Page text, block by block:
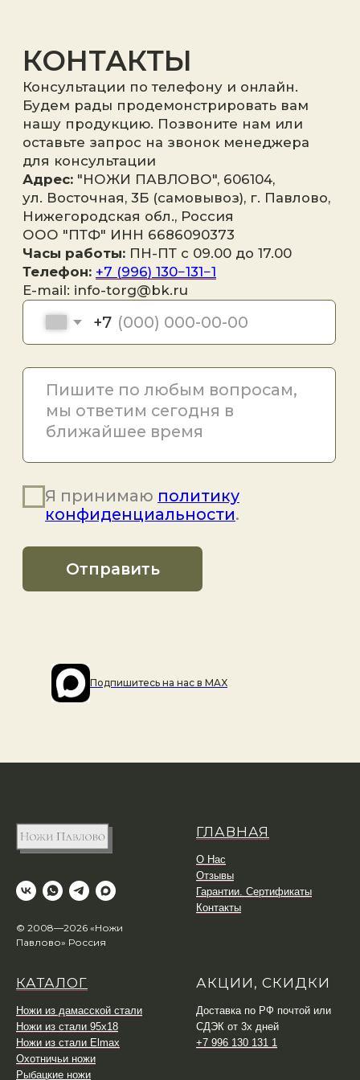
Подпишитесь на наc в MAX
© 2008—2026 «Ножи
Павлово» Россия
ГЛАВНАЯ
О Нас
Отзывы
Гарантии. Сертификаты
Контакты
КАТАЛОГ
Ножи из дамасской стали
Ножи из стали 95х18
Ножи из стали Elmax
Охотничьи ножи
Рыбацкие ножи
АКЦИИ, СКИДКИ
Доставка по РФ почтой или
СДЭК от 3х дней
+7 996 130 131 1